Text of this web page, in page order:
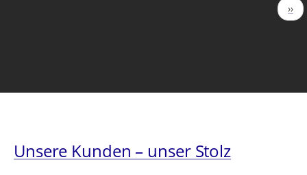
››
Unsere Kunden – unser Stolz